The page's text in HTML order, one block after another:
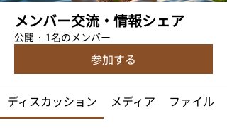
メンバー交流・情報シェア
公開 · 1名のメンバー
参加する
ディスカッション メディア ファイル